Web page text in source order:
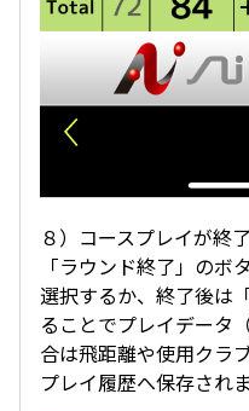
８）コースプレイが終
「ラウンド終了」のボ
選択するか、終了後は
ることでプレイデータ
合は飛距離や使用クラ
プレイ履歴へ保存されま